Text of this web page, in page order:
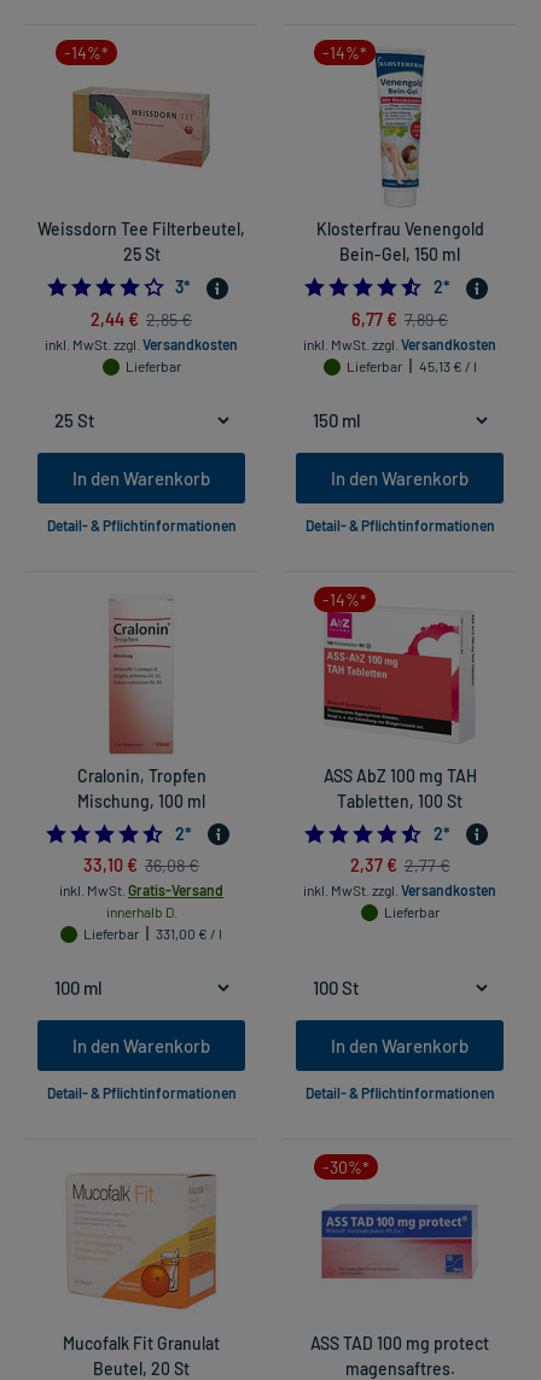
-14%*
Weissdorn Tee Filterbeutel,
25 St
4.0
3*
2,44 € 2,85 €
inkl. MwSt. zzgl. Versandkosten
Lieferbar
In den Warenkorb
Detail- & Pflichtinformationen
-14%*
Klosterfrau Venengold
Bein-Gel, 150 ml
4.5
2*
6,77 € 7,89 €
inkl. MwSt. zzgl. Versandkosten
Lieferbar
45,13 € / l
In den Warenkorb
Detail- & Pflichtinformationen
Cralonin, Tropfen
Mischung, 100 ml
4.5
2*
33,10 € 36,08 €
inkl. MwSt. Gratis-Versand
innerhalb D.
Lieferbar
331,00 € / l
In den Warenkorb
Detail- & Pflichtinformationen
-14%*
ASS AbZ 100 mg TAH
Tabletten, 100 St
4.5
2*
2,37 € 2,77 €
inkl. MwSt. zzgl. Versandkosten
Lieferbar
In den Warenkorb
Detail- & Pflichtinformationen
Mucofalk Fit Granulat
Beutel, 20 St
-30%*
ASS TAD 100 mg protect
magensaftres.